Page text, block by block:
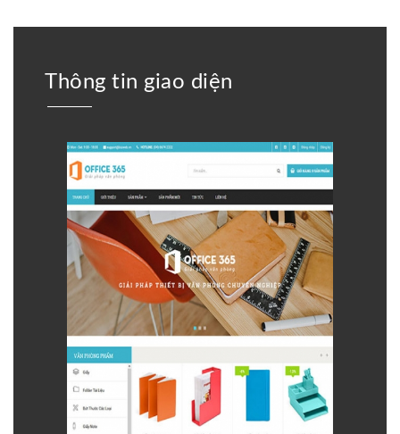
Thông tin giao diện